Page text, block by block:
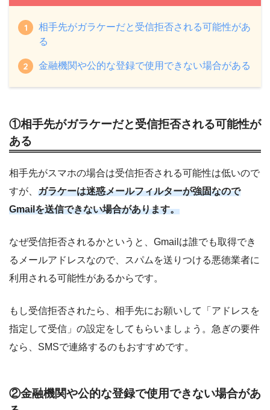
相手先がガラケーだと受信拒否される可能性があ
る
金融機関や公的な登録で使用できない場合がある
①相手先がガラケーだと受信拒否される可能性が
ある
相手先がスマホの場合は受信拒否される可能性は低いので
すが、 ガラケーは迷惑メールフィルターが強固なので
Gmailを送信できない場合があります。
なぜ受信拒否されるかというと、Gmailは誰でも取得でき
るメールアドレスなので、スパムを送りつける悪徳業者に
利用される可能性があるからです。
もし受信拒否されたら、相手先にお願いして「アドレスを
指定して受信」の設定をしてもらいましょう。急ぎの要件
なら、SMSで連絡するのもおすすめです。
②金融機関や公的な登録で使用できない場合があ